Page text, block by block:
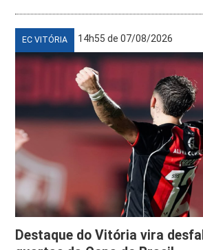
EC VITÓRIA 14h55 de 07/08/2026
Destaque do Vitória vira